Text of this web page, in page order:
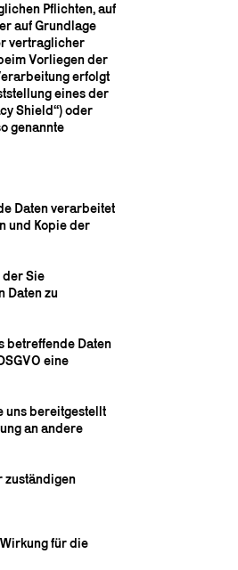
Pflichten, auf
auf Grundlage
vertraglicher
Vorliegen der
erfolgt
eines der
Shield“) oder
genannte
Daten verarbeitet
und Kopie der
der Sie
Daten zu
betreffende Daten
eine
uns bereitgestellt
an andere
zuständigen
für die